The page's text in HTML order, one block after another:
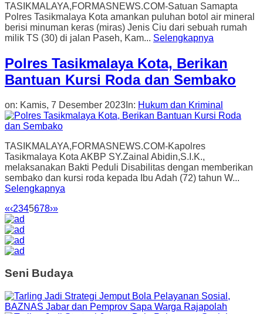
TASIKMALAYA,FORMASNEWS.COM-Satuan Samapta
Polres Tasikmalaya Kota amankan puluhan botol air mineral
berisi minuman keras (miras) Jenis Ciu dari sebuah rumah
milik TS (30) di jalan Paseh, Kam... Selengkapnya
Polres Tasikmalaya Kota, Berikan
Bantuan Kursi Roda dan Sembako
on: Kamis, 7 Desember 2023 In: Hukum dan Kriminal
TASIKMALAYA,FORMASNEWS.COM-Kapolres
Tasikmalaya Kota AKBP SY.Zainal Abidin,S.I.K.,
melaksanakan Bakti Peduli Disabilitas dengan memberikan
sembako dan kursi roda kepada Ibu Adah (72) tahun W...
Selengkapnya
«‹2345678›»
Seni Budaya